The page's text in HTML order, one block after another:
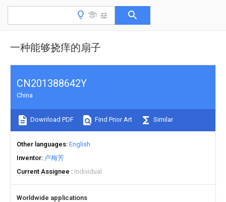
一种能够挠痒的扇子
CN201388642Y
China
Download PDF Find Prior Art Similar
Other languages English
Inventor 卢梅芳
Current Assignee
Individual
Worldwide applications